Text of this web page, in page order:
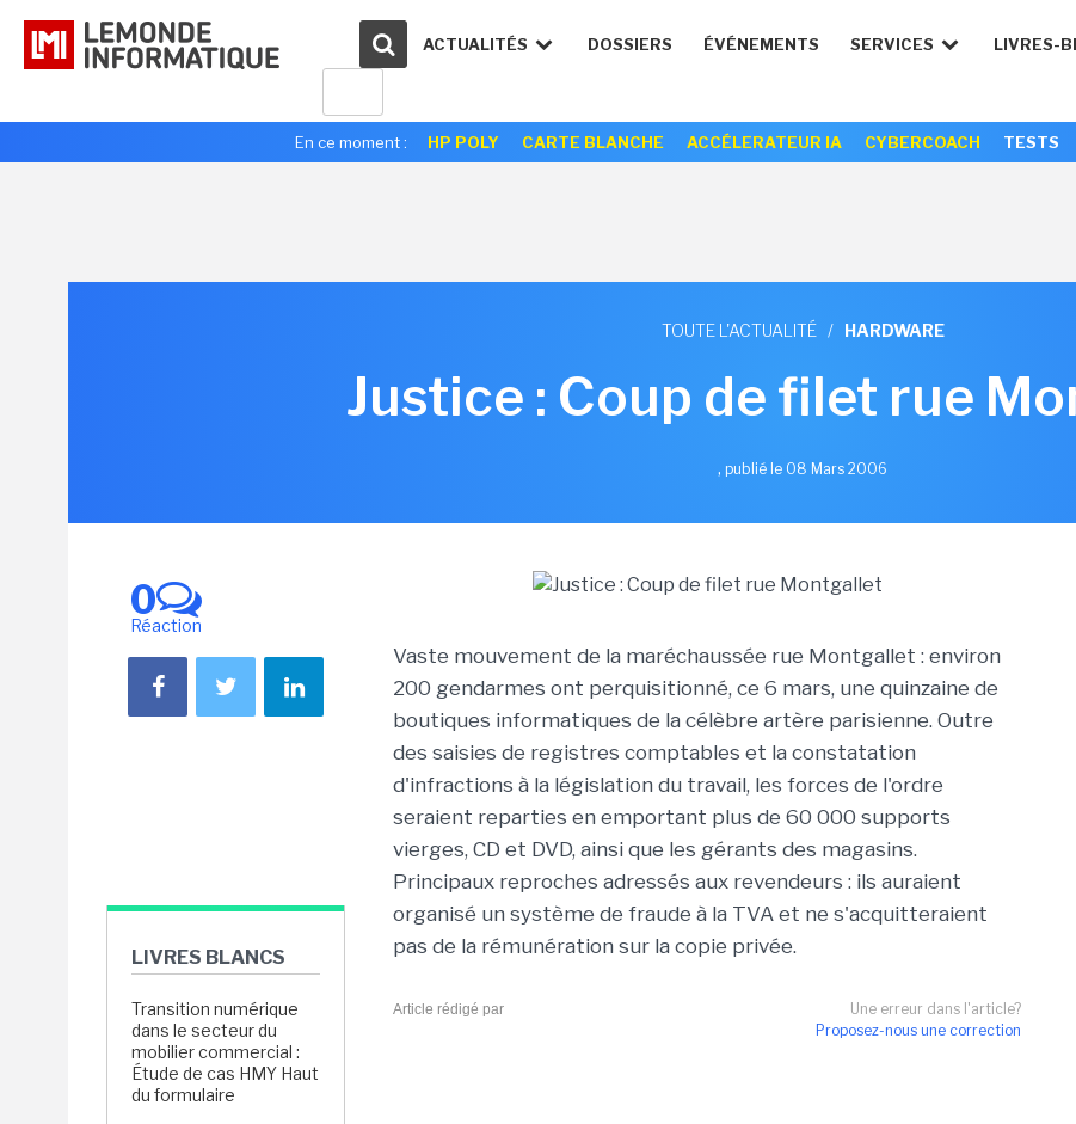
ACTUALITÉS DOSSIERS ÉVÉNEMENTS SERVICES LIVRES-
En ce moment : HP POLY CARTE BLANCHE ACCÉLERATEUR IA CYBERCOACH TESTS
TOUTE L'ACTUALITÉ / HARDWARE
Justice : Coup de filet rue
, publié le 08 Mars 2006
0
Réaction
LIVRES BLANCS
Transition numérique
dans le secteur du
mobilier commercial :
Étude de cas HMY Haut
du formulaire
Vaste mouvement de la maréchaussée rue Montgallet : environ
200 gendarmes ont perquisitionné, ce 6 mars, une quinzaine de
boutiques informatiques de la célèbre artère parisienne. Outre
des saisies de registres comptables et la constatation
d'infractions à la législation du travail, les forces de l'ordre
seraient reparties en emportant plus de 60 000 supports
vierges, CD et DVD, ainsi que les gérants des magasins.
Principaux reproches adressés aux revendeurs : ils auraient
organisé un système de fraude à la TVA et ne s'acquitteraient
pas de la rémunération sur la copie privée.
Une erreur dans l'article?
Proposez-nous une correction
Article rédigé par